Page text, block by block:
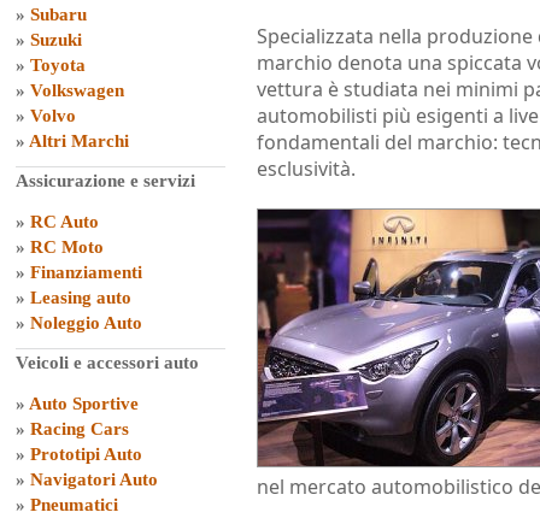
» Subaru
» Suzuki
» Toyota
» Volkswagen
» Volvo
» Altri Marchi
Assicurazione e servizi
» RC Auto
» RC Moto
» Finanziamenti
» Leasing auto
» Noleggio Auto
Veicoli e accessori auto
» Auto Sportive
» Racing Cars
» Prototipi Auto
» Navigatori Auto
» Pneumatici
Specializzata nella
marchio denota una spiccata
vettura è studiata nei minimi
automobilisti più esigenti a
fondamentali del marchio:
esclusività.
nel mercato automobilistico